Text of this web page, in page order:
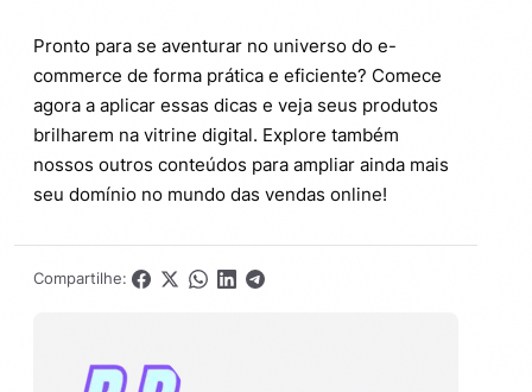
Pronto para se aventurar no universo do e-
commerce de forma prática e eficiente? Comece
agora a aplicar essas dicas e veja seus produtos
brilharem na vitrine digital. Explore também
nossos outros conteúdos para ampliar ainda mais
seu domínio no mundo das vendas online!
Compartilhe: